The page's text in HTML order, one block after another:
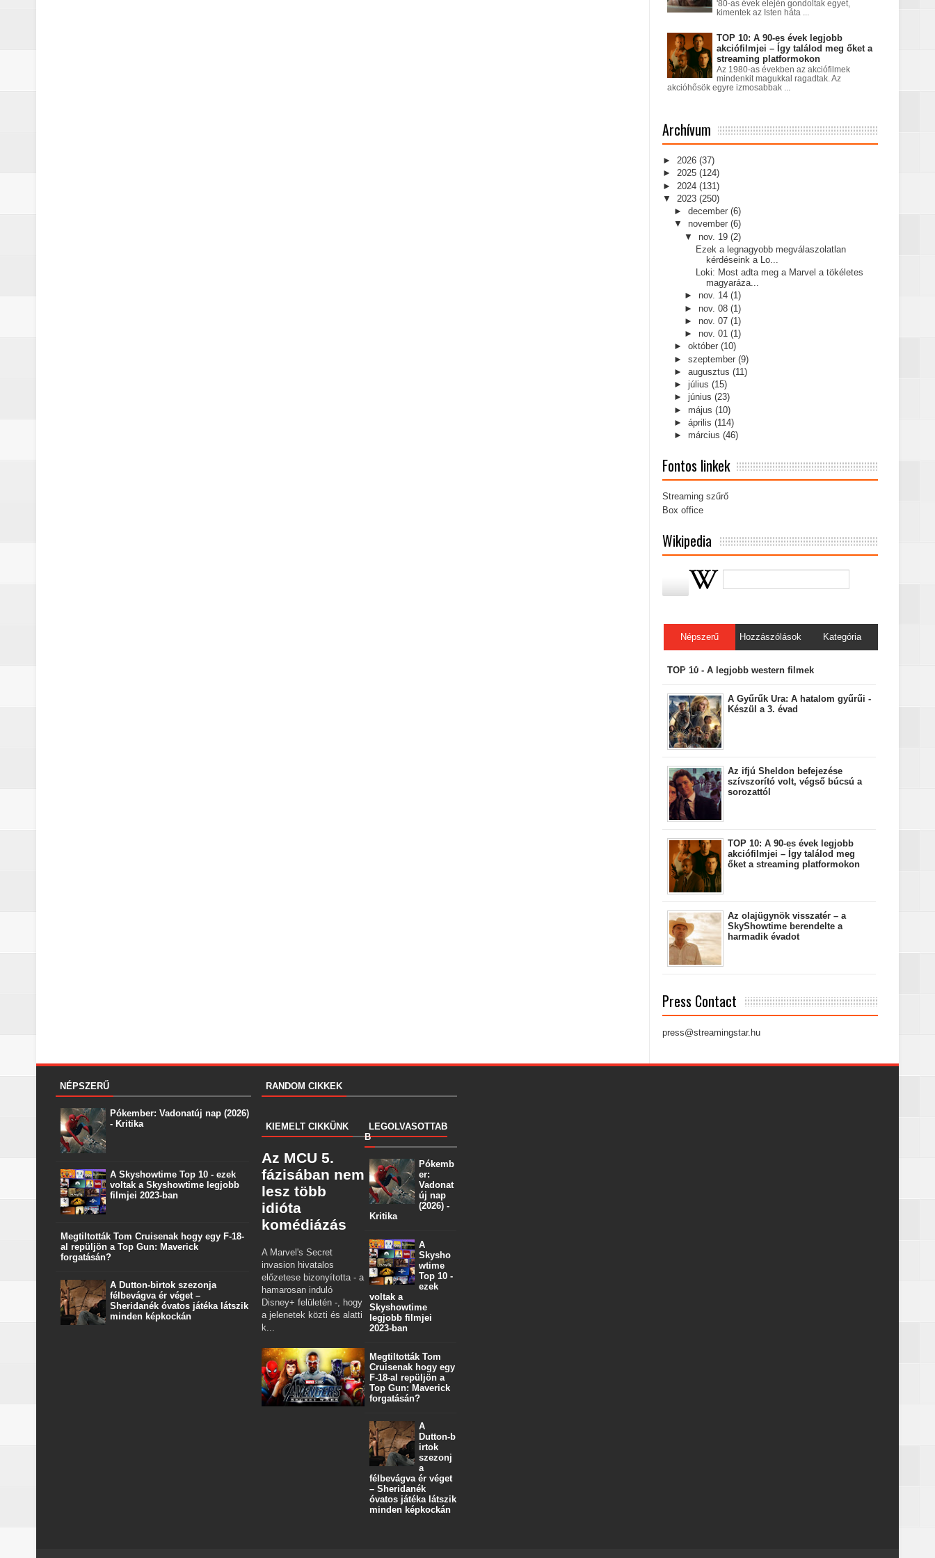
'80-as évek elején gondoltak egyet,
kimentek az Isten háta ...
TOP 10: A 90-es évek legjobb
akciófilmjei – Így találod meg őket a
streaming platformokon
Az 1980-as években az akciófilmek
mindenkit magukkal ragadtak. Az
akcióhősök egyre izmosabbak ...
Archívum
► 2026 (37)
► 2025 (124)
► 2024 (131)
▼ 2023 (250)
► december (6)
▼ november (6)
▼ nov. 19(2)
Ezek a legnagyobb megválaszolatlan
kérdéseink a Lo...
Loki: Most adta meg a Marvel a tökéletes
magyaráza...
► nov. 14(1)
► nov. 08(1)
► nov. 07(1)
► nov. 01(1)
► október (10)
► szeptember (9)
► augusztus (11)
► július (15)
► június (23)
► május (10)
► április (114)
► március (46)
Fontos linkek
Streaming szűrő
Box office
Wikipedia
Népszerű Hozzászólások Kategória
TOP 10 - A legjobb western filmek
A Gyűrűk Ura: A hatalom gyűrűi -
Készül a 3. évad
Az ifjú Sheldon befejezése
szívszorító volt, végső búcsú a
sorozattól
TOP 10: A 90-es évek legjobb
akciófilmjei – Így találod meg
őket a streaming platformokon
Az olajügynök visszatér – a
SkyShowtime berendelte a
harmadik évadot
Press Contact
press@streamingstar.hu
NÉPSZERŰ
Pókember: Vadonatúj nap (2026)
- Kritika
A Skyshowtime Top 10 - ezek
voltak a Skyshowtime legjobb
filmjei 2023-ban
Megtiltották Tom Cruisenak hogy egy F-18-
al repüljön a Top Gun: Maverick
forgatásán?
A Dutton‑birtok szezonja
félbevágva ér véget –
Sheridanék óvatos játéka látszik
minden képkockán
RANDOM CIKKEK
LEGOLVASOTTAB
B
Pókemb
er:
Vadonat
új nap
(2026) -
Kritika
A
Skysho
wtime
Top 10 -
ezek
voltak a
Skyshowtime
legjobb filmjei
2023-ban
Megtiltották Tom
Cruisenak hogy egy
F-18-al repüljön a
Top Gun: Maverick
forgatásán?
A
Dutton‑b
irtok
szezonj
a
félbevágva ér véget
– Sheridanék
óvatos játéka látszik
minden képkockán
KIEMELT CIKKÜNK
Az MCU 5.
fázisában nem
lesz több
idióta
komédiázás
A Marvel's Secret
invasion hivatalos
előzetese bizonyította - a
hamarosan induló
Disney+ felületén -, hogy
a jelenetek közti és alatti
k...